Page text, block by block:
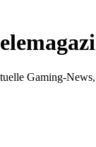
Gaming-